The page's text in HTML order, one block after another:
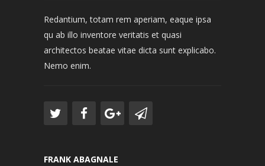
Redantium, totam rem aperiam, eaque ipsa
qu ab illo inventore veritatis et quasi
architectos beatae vitae dicta sunt explicabo.
Nemo enim.
FRANK ABAGNALE